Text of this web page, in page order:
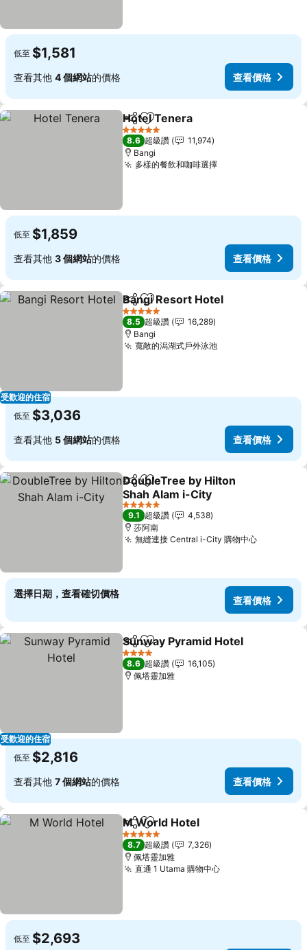
低至 $1,581
查看其他 4 個網站的價格 查看價格
分享 加入我的最愛
Hotel Tenera
5 星級
8.6 超級讚
11,974
Bangi
多樣的餐飲和咖啡選擇
低至 $1,859
查看其他 3 個網站的價格 查看價格
受歡迎的住宿
分享 加入我的最愛
Bangi Resort Hotel
5 星級
8.5 超級讚
16,289
Bangi
寬敞的潟湖式戶外泳池
低至 $3,036
查看其他 5 個網站的價格 查看價格
分享 加入我的最愛
DoubleTree by Hilton
Shah Alam i-City
5 星級
9.1 超級讚
4,538
莎阿南
無縫連接 Central i-City 購物中心
選擇日期，查看確切價格
查看價格
受歡迎的住宿
分享 加入我的最愛
Sunway Pyramid Hotel
4 星級
8.6 超級讚
16,105
佩塔靈加雅
低至 $2,816
查看其他 7 個網站的價格 查看價格
分享 加入我的最愛
M World Hotel
5 星級
8.7 超級讚
7,326
佩塔靈加雅
直通 1 Utama 購物中心
低至 $2,693